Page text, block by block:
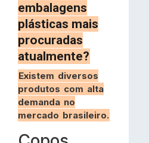
embalagens
plásticas mais
procuradas
atualmente?
Existem diversos
produtos com alta
demanda no
mercado brasileiro.